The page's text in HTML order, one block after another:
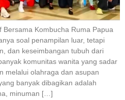
Bersama Kombucha Ruma Papua
soal penampilan luar, tetapi
dan keseimbangan tubuh dari
komunitas wanita yang sadar
melalui olahraga dan asupan
banyak dibagikan adalah
minuman […]